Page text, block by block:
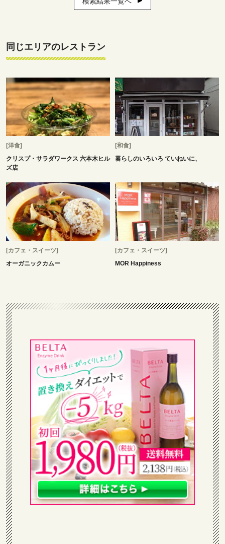
同じエリアのレストラン
[洋食]
クリスプ・サラダワークス 六本木ヒル
ズ店
[和食]
暮らしのいろいろ ていねいに、
[カフェ・スイーツ]
オーガニックカムー
[カフェ・スイーツ]
MOR Happiness